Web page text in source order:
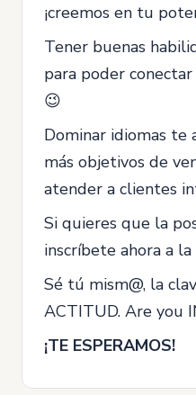
¡creemos en tu
Tener buenas
para poder
😉
Dominar idiomas te
más objetivos de
atender a clientes
Si quieres que la
inscríbete ahora a
Sé tú mism@, la
ACTITUD. Are you
¡TE ESPERAMOS!